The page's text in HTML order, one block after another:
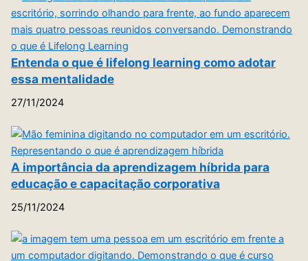
Entenda o que é lifelong learning como adotar
essa mentalidade
27/11/2024
A importância da aprendizagem híbrida para
educação e capacitação corporativa
25/11/2024